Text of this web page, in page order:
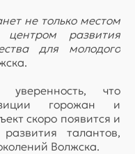
не только местом
развития
для молодого
что
горожан и
скоро появится и
талантов,
Волжска.